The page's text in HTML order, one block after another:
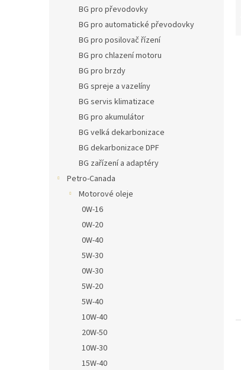
BG pro převodovky
BG pro automatické převodovky
BG pro posilovač řízení
BG pro chlazení motoru
BG pro brzdy
BG spreje a vazelíny
BG servis klimatizace
BG pro akumulátor
BG velká dekarbonizace
BG dekarbonizace DPF
BG zařízení a adaptéry
Petro-Canada
Motorové oleje
0W-16
0W-20
0W-40
5W-30
0W-30
5W-20
5W-40
10W-40
20W-50
10W-30
15W-40